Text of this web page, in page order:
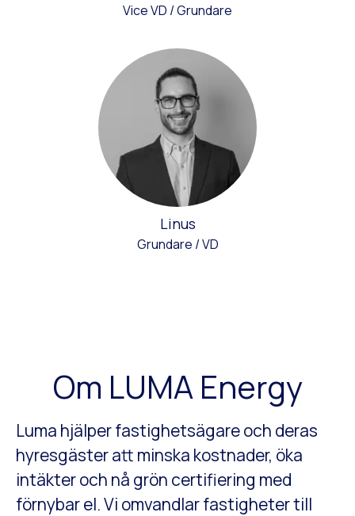
Vice VD / Grundare
Linus
Grundare / VD
Om LUMA Energy
Luma hjälper fastighetsägare och deras
hyresgäster att minska kostnader, öka
intäkter och nå grön certifiering med
förnybar el. Vi omvandlar fastigheter till